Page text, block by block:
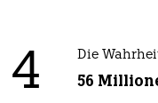
4 Die
56